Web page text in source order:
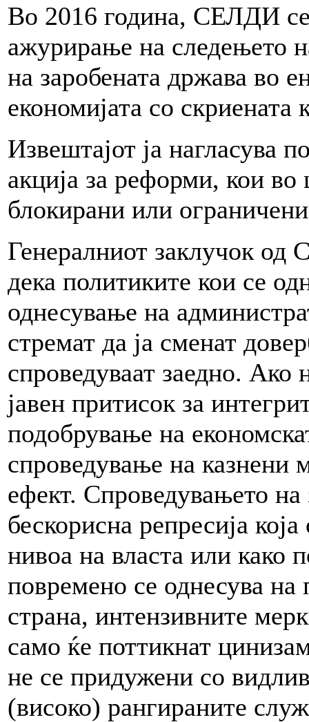
Во 2016 година, СЕЛДИ се
ажурирање на следењето
на заробената држава во
економијата со скриената
Извештајот ја нагласува
акција за реформи, кои во
блокирани или
Генералниот заклучок
дека политиките кои се
однесување на
стремат да ја сменат
спроведуваат заедно. Ако
јавeн притисок за
подобрување на
спроведување на
ефект. Спроведувањето на
бескорисна репресија
нивоа на власта или како
повремено се однесува
страна, интензивните
само ќе поттикнат
не се придужени со
(високо) рангираните